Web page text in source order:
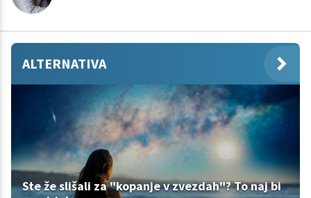
ALTERNATIVA
Ste že slišali za "kopanje v zvezdah"? To naj bi